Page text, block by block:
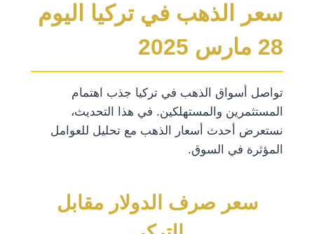
سعر الذهب في تركيا اليوم
28 مارس 2025
تواصل أسواق الذهب في تركيا جذب اهتمام
المستثمرين والمستهلكين. في هذا التحديث،
نستعرض أحدث أسعار الذهب مع تحليل للعوامل
المؤثرة في السوق.
سعر صرف الدولار مقابل